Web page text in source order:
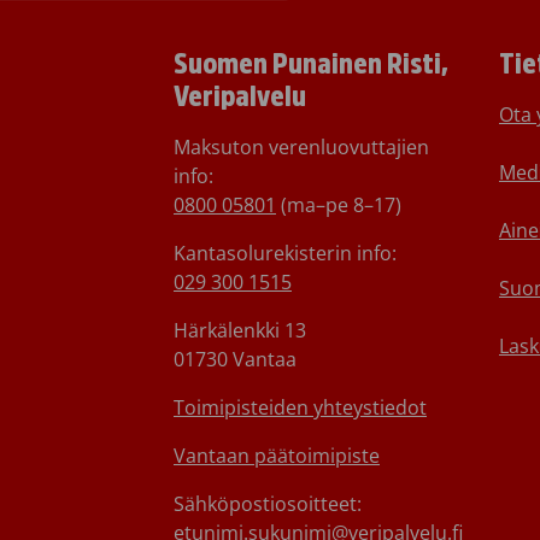
Suomen Punainen Risti,
Veripalvelu
Maksuton verenluovuttajien
info:
0800 05801 (ma–pe 8–17)
Kantasolurekisterin info:
029 300 1515
Härkälenkki 13
01730 Vantaa
Toimipisteiden yhteystiedot
Vantaan päätoimipiste
Sähköpostiosoitteet:
etunimi.sukunimi@veripalvelu.fi
Ota